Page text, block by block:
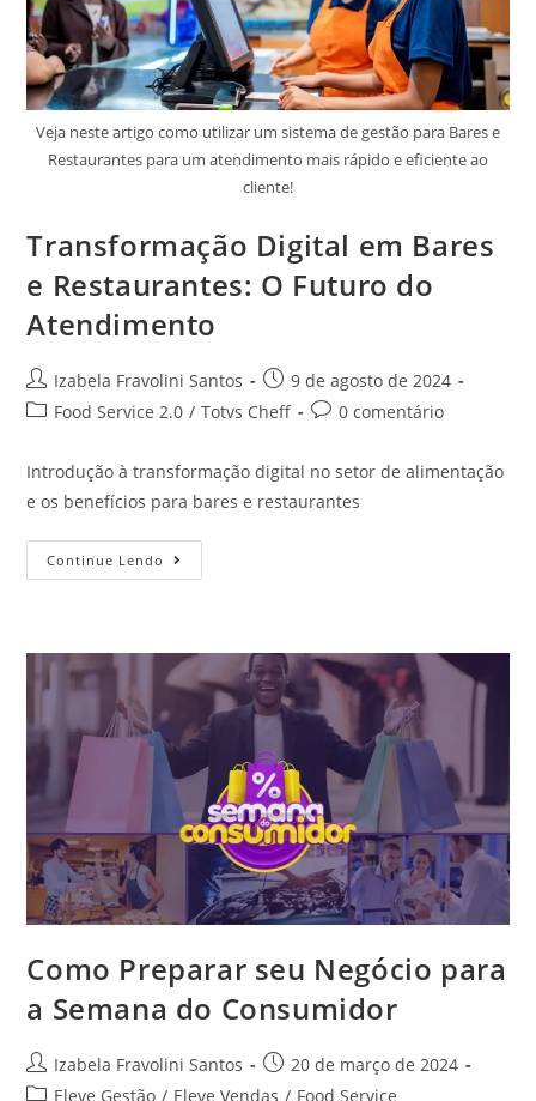
Veja neste artigo como utilizar um sistema de gestão para Bares e
Restaurantes para um atendimento mais rápido e eficiente ao
cliente!
Transformação Digital em Bares
e Restaurantes: O Futuro do
Atendimento
Izabela Fravolini Santos
9 de agosto de 2024
Food Service 2.0 / Totvs Cheff 0 comentário
Introdução à transformação digital no setor de alimentação
e os benefícios para bares e restaurantes
Continue Lendo
Como Preparar seu Negócio para
a Semana do Consumidor
Izabela Fravolini Santos
20 de março de 2024
Eleve Gestão / Eleve Vendas / Food Service